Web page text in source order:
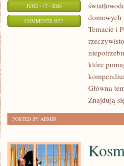
JUNE - 17 - 2026
COMMENTS OFFON
REGULACJE
domowych
Temacie i
które
Główna
Znajdują
POSTED BY ADMIN